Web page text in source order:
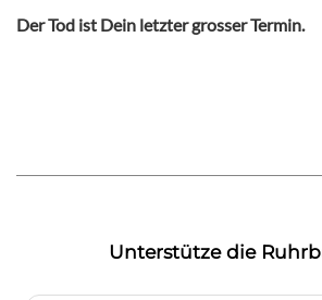
Der Tod ist Dein letzter grosser Termin.
Unterstütze die